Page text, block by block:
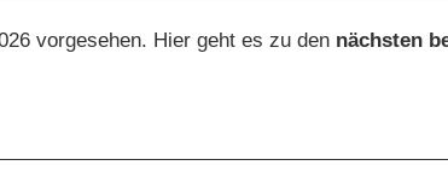
vorgesehen. Hier geht es zu den nächsten